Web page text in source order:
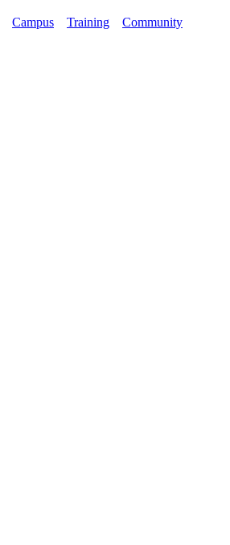
Campus Training Community